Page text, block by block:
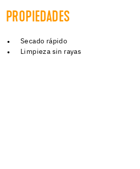
PROPIEDADES
Secado rápido
Limpieza sin rayas